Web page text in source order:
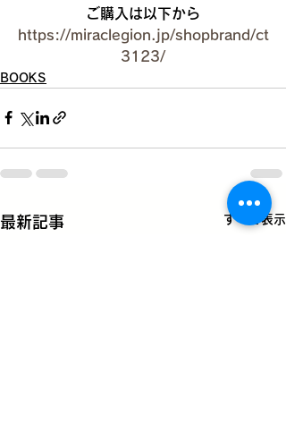
ご購入は以下から
https://miraclegion.jp/shopbrand/ct
3123/
BOOKS
最新記事 すべて表示